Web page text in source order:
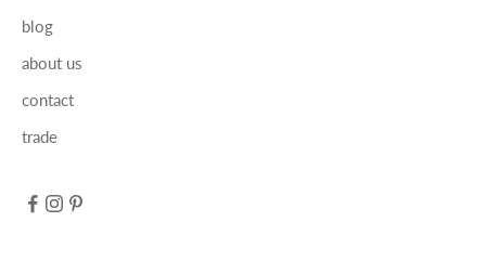
blog
about us
contact
trade